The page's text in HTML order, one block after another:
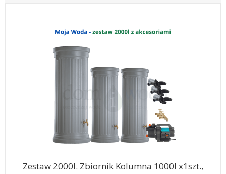
Zestaw 2000l. Zbiornik Kolumna 1000l x1szt.,